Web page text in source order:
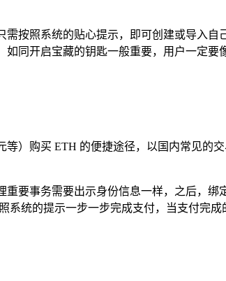
按照系统的贴心提示，即可创建或导入
同开启宝藏的钥匙一般重要，用户一定要
）购买 ETH 的便捷途径，以国内常见的
要事务需要出示身份信息一样，之后，
统的提示一步一步完成支付，当支付完